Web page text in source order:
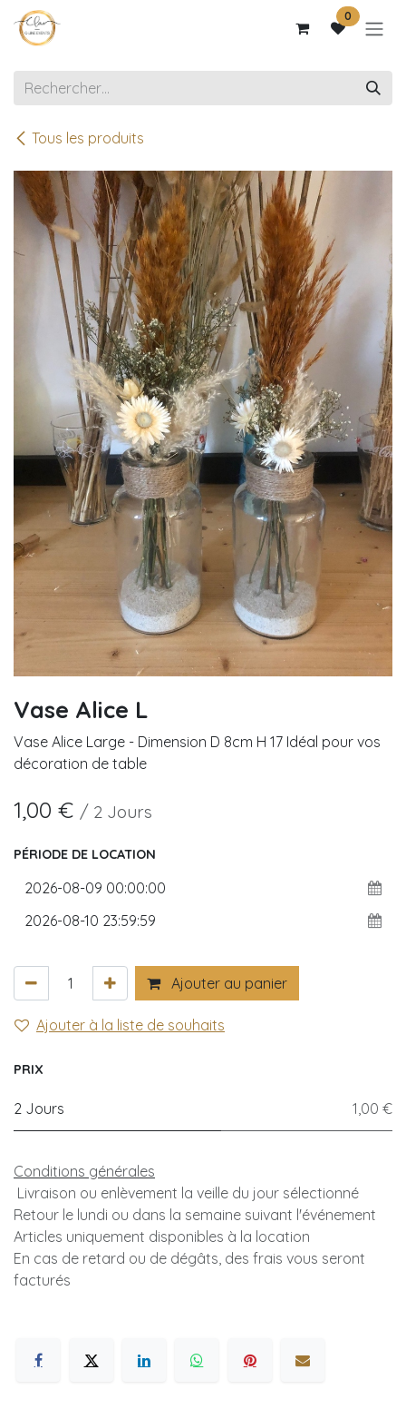
Se rendre au contenu 0
Tous les produits
Vase Alice L
Vase Alice Large - Dimension D 8cm H 17 Idéal pour vos
décoration de table
1,00 € / 2 Jours
PÉRIODE DE LOCATION
Ajouter au panier
Ajouter à la liste de souhaits
PRIX
2 Jours 1,00 €
Conditions générales
Livraison ou enlèvement la veille du jour sélectionné
Retour le lundi ou dans la semaine suivant l'événement
Articles uniquement disponibles à la location
En cas de retard ou de dégâts, des frais vous seront
facturés